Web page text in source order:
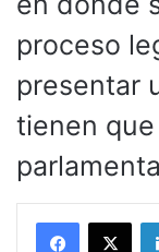
proceso
presentar
tienen